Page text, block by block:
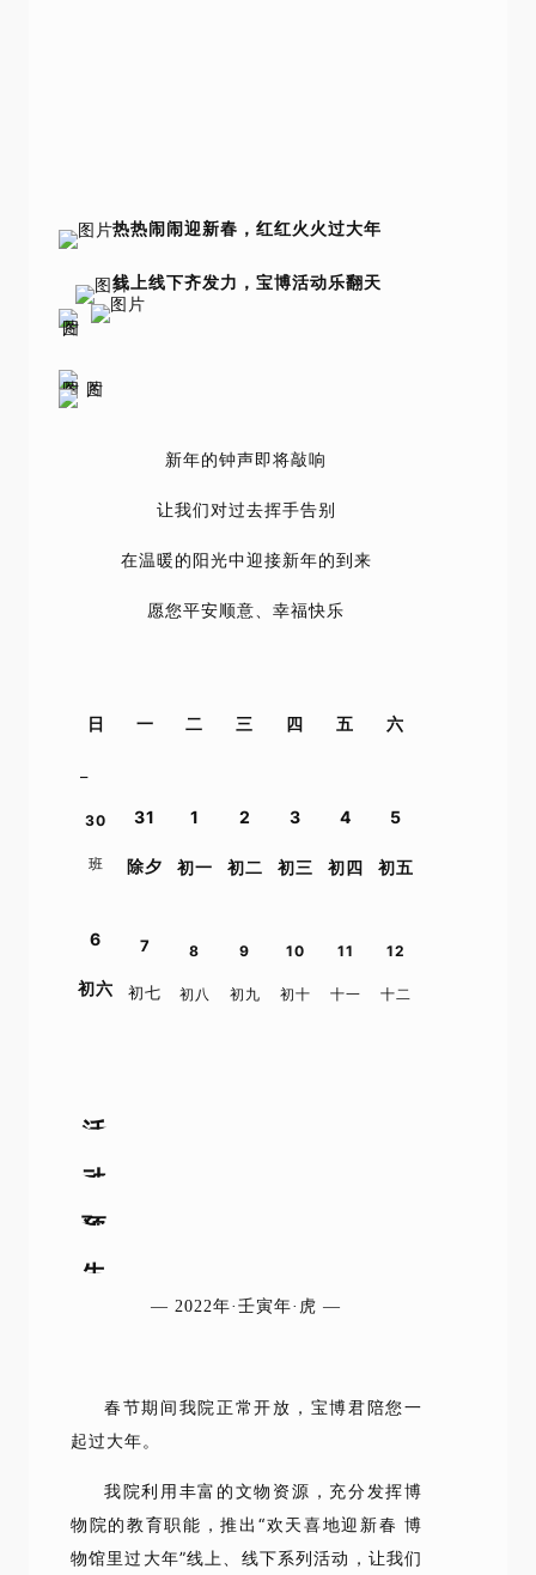
热热闹闹迎新春，红红火火过大年
线上线下齐发力，宝博活动乐翻天
新年的钟声即将敲响
让我们对过去挥手告别
在温暖的阳光中迎接新年的到来
愿您平安顺意、幸福快乐
日 一 二 三 四 五 六
30
班
31
除夕
1
初一
2
初二
3
初三
4
初四
5
初五
6
初六
7
初七
8
初八
9
初九
10
初十
11
十一
12
十二
活
动
预
告
— 2022年·壬寅年·虎 —
春节期间我院正常开放， 宝博君陪您一
起过大年。
我院利用丰富的文物资源，充分发挥博
物院的教育职能，推出“欢天喜地迎新春 博
物馆里过大年”线上、线下系列活动，让我们